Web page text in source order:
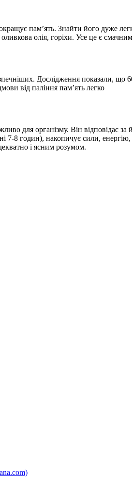
пам’ять. Знайти його дуже
олія, горіхи. Усе це є смачним
Дослідження показали, що
від паління пам’ять легко
для організму. Він відповідає за
7-8 годин), накопичує сили,
і ясним розумом.